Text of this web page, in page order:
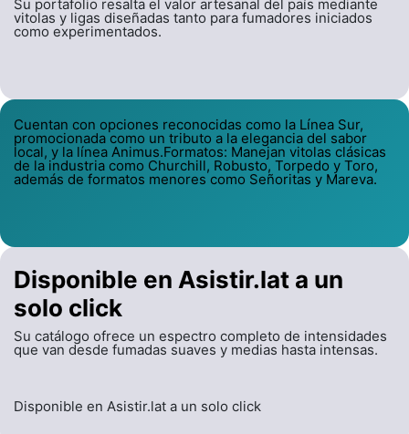
Su portafolio resalta el valor artesanal del país mediante
vitolas y ligas diseñadas tanto para fumadores iniciados
como experimentados.
Cuentan con opciones reconocidas como la Línea Sur,
promocionada como un tributo a la elegancia del sabor
local, y la línea Animus.Formatos: Manejan vitolas clásicas
de la industria como Churchill, Robusto, Torpedo y Toro,
además de formatos menores como Señoritas y Mareva.
Disponible en Asistir.lat a un
solo click
Su catálogo ofrece un espectro completo de intensidades
que van desde fumadas suaves y medias hasta intensas.
Disponible en Asistir.lat a un solo click